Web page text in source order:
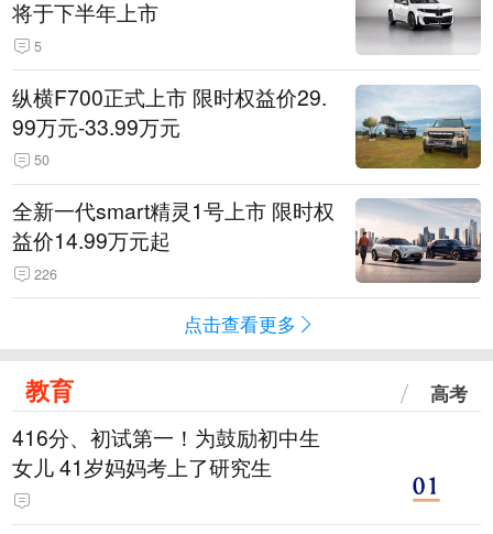
将于下半年上市
5
纵横F700正式上市 限时权益价29.
99万元-33.99万元
50
全新一代smart精灵1号上市 限时权
益价14.99万元起
226
点击查看更多
教育 高考
416分、初试第一！为鼓励初中生
女儿 41岁妈妈考上了研究生